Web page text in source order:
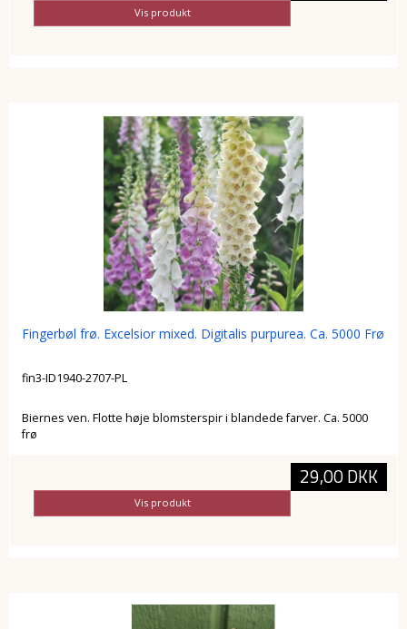
Vis produkt
Fingerbøl frø. Excelsior mixed. Digitalis purpurea. Ca. 5000 Frø
fin3-ID1940-2707-PL
Biernes ven. Flotte høje blomsterspir i blandede farver. Ca. 5000
frø
29,00 DKK
Vis produkt